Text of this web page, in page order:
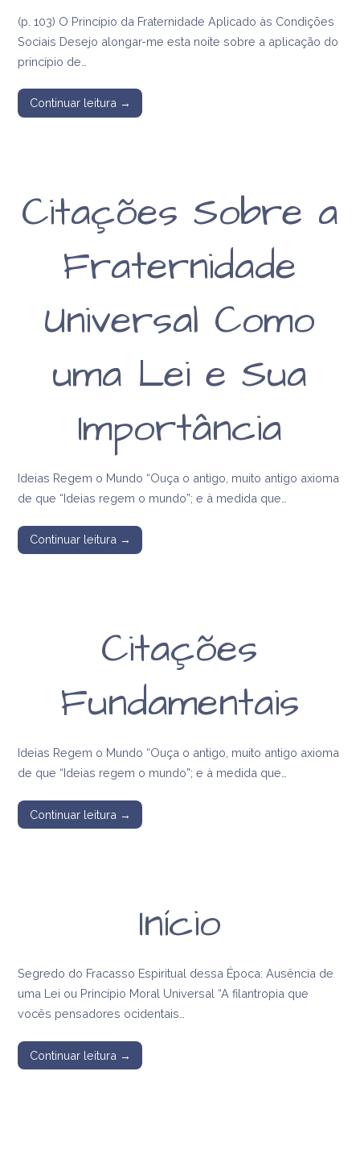
(p. 103) O Princípio da Fraternidade Aplicado às Condições
Sociais Desejo alongar-me esta noite sobre a aplicação do
princípio de…
Continuar leitura →
Citações Sobre a
Fraternidade
Universal Como
uma Lei e Sua
Importância
Ideias Regem o Mundo “Ouça o antigo, muito antigo axioma
de que “Ideias regem o mundo”; e à medida que…
Continuar leitura →
Citações
Fundamentais
Ideias Regem o Mundo “Ouça o antigo, muito antigo axioma
de que “Ideias regem o mundo”; e à medida que…
Continuar leitura →
Início
Segredo do Fracasso Espiritual dessa Época: Ausência de
uma Lei ou Princípio Moral Universal “A filantropia que
vocês pensadores ocidentais…
Continuar leitura →